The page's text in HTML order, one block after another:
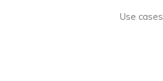
Use cases